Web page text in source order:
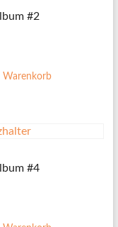
#2
Warenkorb
#4